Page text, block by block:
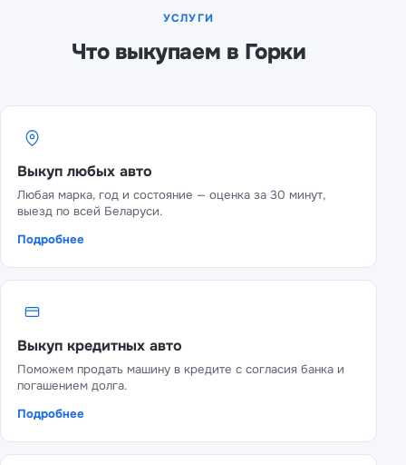
УСЛУГИ
Что выкупаем в Горки
Выкуп любых авто
Любая марка, год и состояние — оценка за 30 минут,
выезд по всей Беларуси.
Подробнее
Выкуп кредитных авто
Поможем продать машину в кредите с согласия банка и
погашением долга.
Подробнее